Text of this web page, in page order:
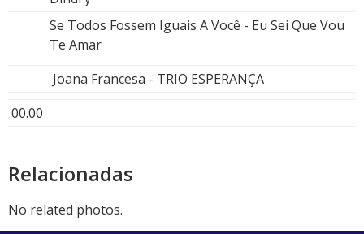
Se Todos Fossem Iguais A Você - Eu Sei Que Vou
Te Amar
Joana Francesa - TRIO ESPERANÇA
00.00
Relacionadas
No related photos.